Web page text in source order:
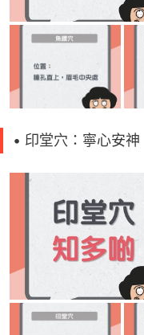
• 印堂穴：寧心安神